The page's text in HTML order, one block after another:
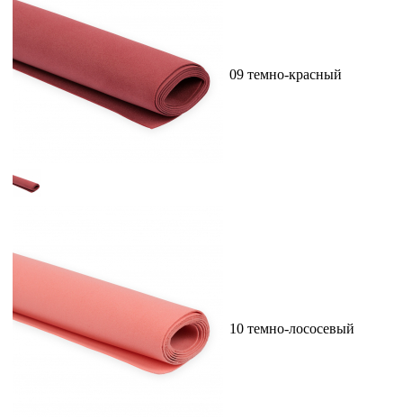
09 темно-красный
10 темно-лососевый